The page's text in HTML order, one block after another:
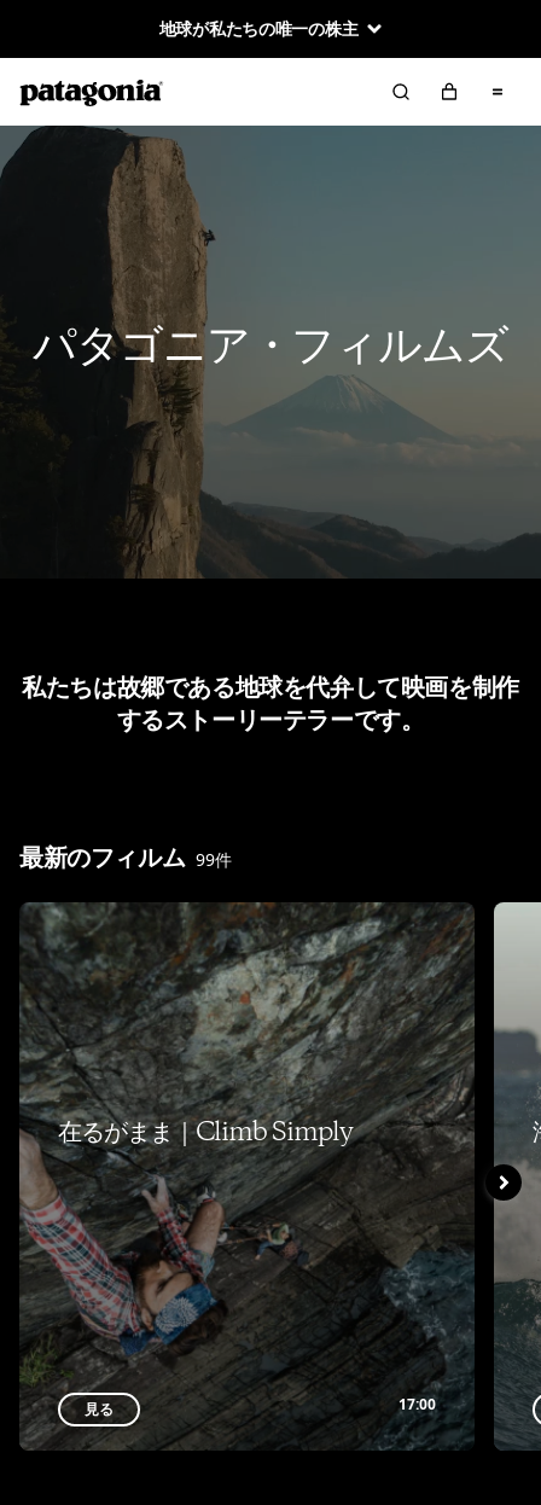
地球が私たちの唯一の株主
パタゴニア・フィルムズ
私たちは故郷である地球を代弁して映画を制作
するストーリーテラーです。
最新のフィルム 99件
在るがまま｜Climb Simply
見る 17:00